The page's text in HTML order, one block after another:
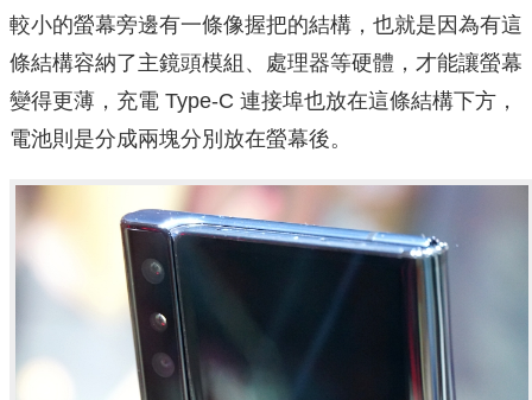
較小的螢幕旁邊有一條像握把的結構，也就是因為有這
條結構容納了主鏡頭模組、處理器等硬體，才能讓螢幕
變得更薄，充電 Type-C 連接埠也放在這條結構下方，
電池則是分成兩塊分別放在螢幕後。